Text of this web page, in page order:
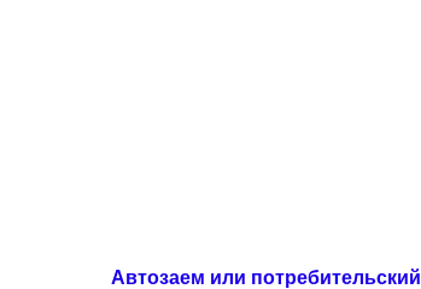
Автозаем или потребительский